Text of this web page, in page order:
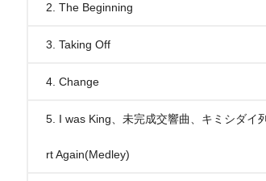
2. The Beginning
3. Taking Off
4. Change
5. I was King、未完成交響曲、キミシダイ
rt Again(Medley)